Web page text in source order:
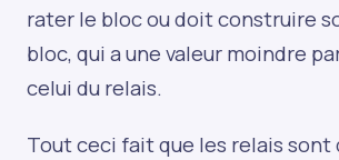
rater le bloc ou doit construire
bloc, qui a une valeur moindre
celui du relais.
Tout ceci fait que les relais sont